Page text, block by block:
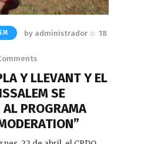
by administrador
18
Y LLEVANT Y EL
SE
AL PROGRAMA